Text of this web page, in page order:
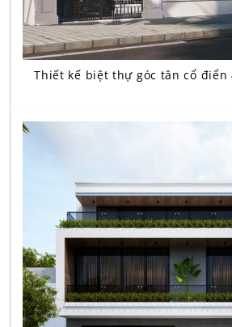
Thiết kế biệt thự góc tân cổ điển